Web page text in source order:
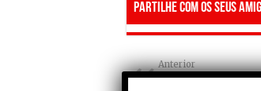
Partilhe com os seus
Anterior
Dois anos depois,